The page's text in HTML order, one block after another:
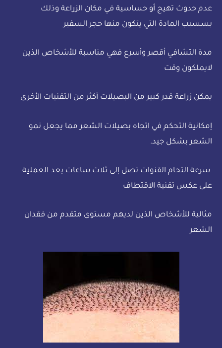
عدم حدوث تهيج أو حساسية في مكان الزراعة وذلك
بسسبب المادة التي يتكون منها حجر السفير
مدة التشافي أقصر وأسرع فهي مناسبة للأشخاص الذين
لايملكون وقت
يمكن زراعة قدر كبير من البصيلات أكثر من التقنيات الأخرى
إمكانية التحكم في اتجاه بصيلات الشعر مما يجعل نمو
الشعر بشكل جيد.
سرعة التحام القنوات تصل إلى ثلاث ساعات بعد العملية
على عكس تقنية الاقتطاف
مثالية للأشخاص الذين لديهم مستوى متقدم من فقدان
الشعر